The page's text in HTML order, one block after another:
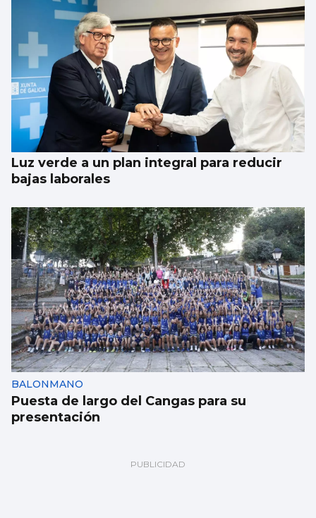
Luz verde a un plan integral para reducir
bajas laborales
BALONMANO
Puesta de largo del Cangas para su
presentación